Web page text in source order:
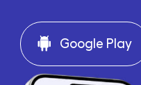
Google Play